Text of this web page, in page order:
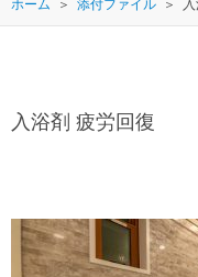
ホーム 添付ファイル
入浴剤 疲労回復